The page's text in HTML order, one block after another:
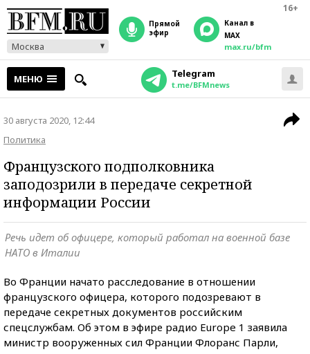
16+
Москва
прямой
эфир
Канал в
MAX
max.ru/bfm
МЕНЮ Telegram
t.me/BFMnews
30 августа 2020, 12:44
Политика
Французского подполковника
заподозрили в передаче секретной
информации России
Речь идет об офицере, который работал на военной базе
НАТО в Италии
Во Франции начато расследование в отношении
французского офицера, которого подозревают в
передаче секретных документов российским
спецслужбам. Об этом в эфире радио Europe 1 заявила
министр вооруженных сил Франции Флоранс Парли,